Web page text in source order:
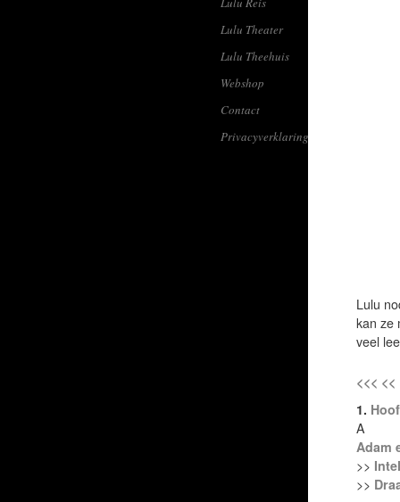
Lulu Theater
Lulu Theehuis
Webshop
Contact
Privacyverklaring
Lulu
kan ze
veel
<<< <<
1.
A
Adam
>>
>>